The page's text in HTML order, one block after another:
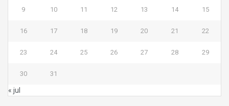
9 10 11 12 13 14 15
16 17 18 19 20 21 22
23 24 25 26 27 28 29
30 31
« jul